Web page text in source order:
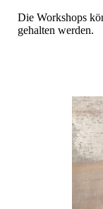
Die Workshops
gehalten werden.